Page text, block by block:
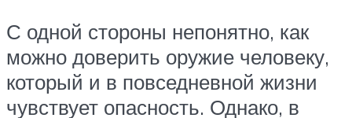
С одной стороны непонятно, как
можно доверить оружие человеку,
который и в повседневной жизни
чувствует опасность. Однако, в